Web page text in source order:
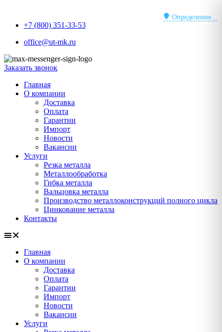
содержимому
Определение...
+7 (800) 351-33-53
office@ut-mk.ru
Заказать звонок
Главная
О компании
Доставка
Оплата
Гарантии
Импорт
Новости
Вакансии
Услуги
Резка металла
Металлообработка
Гибка металла
Вальцовка металла
Производство металлоконструкций полного цикла
Цинкование металла
Контакты
Главная
О компании
Доставка
Оплата
Гарантии
Импорт
Новости
Вакансии
Услуги